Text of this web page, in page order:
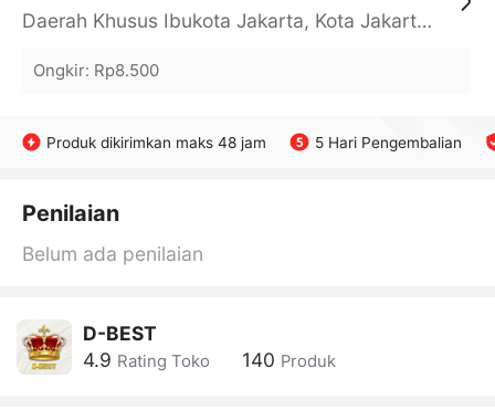
Daerah Khusus Ibukota Jakarta, Kota Jakarta Barat, Cengkareng, yy
Ongkir: Rp8.500
Produk dikirimkan maks 48 jam 5 Hari Pengembalian
Penilaian
Belum ada penilaian
D-BEST
4.9 Rating Toko 140 Produk